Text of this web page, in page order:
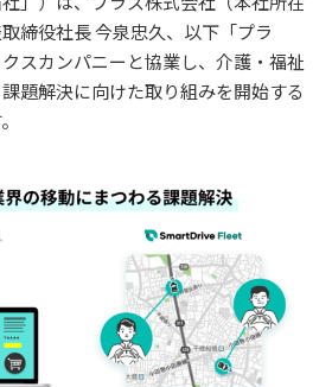
締役社長 今泉忠久、以下「プラ
スカンパニーと協業し、介護・福祉
題解決に向けた取り組みを開始する